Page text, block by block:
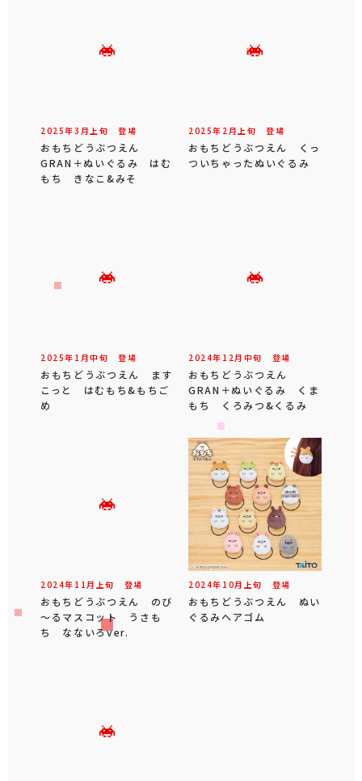
2025年3 月 上旬 登場
おもちどうぶつえん
GRAN＋ぬいぐるみ はむ
もち きなこ&みそ
2025年 2 月 上旬 登場
おもちどうぶつえん くっ
ついちゃったぬいぐるみ
2025年 1 月中旬 登場
おもちどうぶつえん ます
こっと はむもち&もちご
め
2024年 12 月 中旬 登場
おもちどうぶつえん
GRAN＋ぬいぐるみ くま
もち くろみつ&くるみ
2024年 11 月 上旬 登場
おもちどうぶつえん のび
～るマスコット うさも
ち なないろver.
2024年 10月 上旬 登場
おもちどうぶつえん ぬい
ぐるみヘアゴム